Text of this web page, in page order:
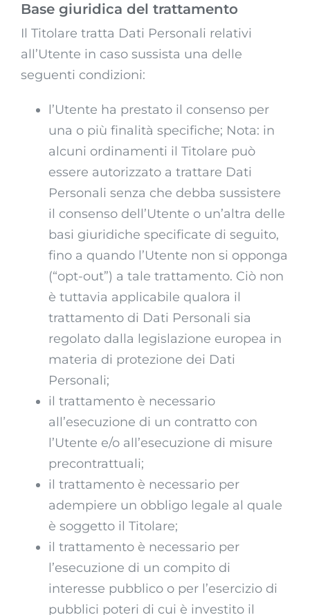
Base giuridica del trattamento
Il Titolare tratta Dati Personali relativi
all’Utente in caso sussista una delle
seguenti condizioni:
l’Utente ha prestato il consenso per
una o più finalità specifiche; Nota: in
alcuni ordinamenti il Titolare può
essere autorizzato a trattare Dati
Personali senza che debba sussistere
il consenso dell’Utente o un’altra delle
basi giuridiche specificate di seguito,
fino a quando l’Utente non si opponga
(“opt-out”) a tale trattamento. Ciò non
è tuttavia applicabile qualora il
trattamento di Dati Personali sia
regolato dalla legislazione europea in
materia di protezione dei Dati
Personali;
il trattamento è necessario
all’esecuzione di un contratto con
l’Utente e/o all’esecuzione di misure
precontrattuali;
il trattamento è necessario per
adempiere un obbligo legale al quale
è soggetto il Titolare;
il trattamento è necessario per
l’esecuzione di un compito di
interesse pubblico o per l’esercizio di
pubblici poteri di cui è investito il